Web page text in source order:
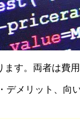
す。両者は費
メリット、